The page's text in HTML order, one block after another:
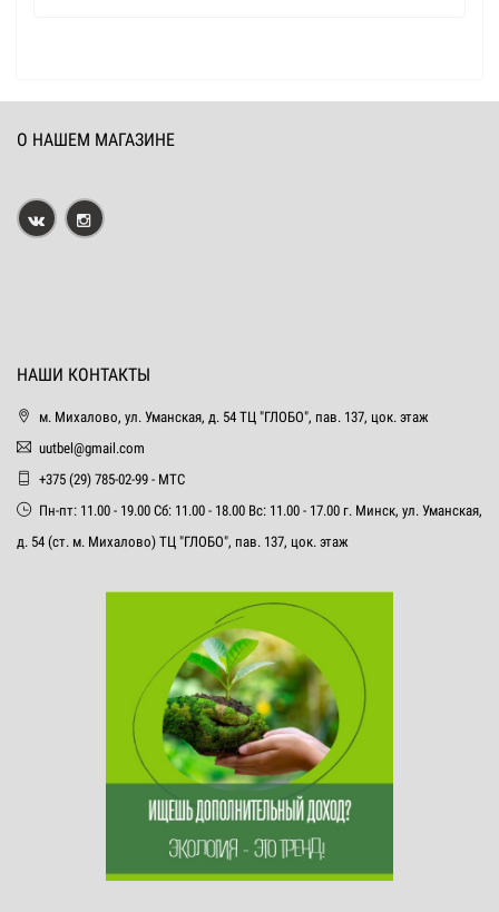
О НАШЕМ МАГАЗИНЕ
НАШИ КОНТАКТЫ
м. Михалово, ул. Уманская, д. 54 ТЦ "ГЛОБО", пав. 137, цок. этаж
uutbel@gmail.com
+375 (29) 785-02-99 - МТС
Пн-пт: 11.00 - 19.00 Сб: 11.00 - 18.00 Вс: 11.00 - 17.00 г. Минск, ул. Уманская,
д. 54 (ст. м. Михалово) ТЦ "ГЛОБО", пав. 137, цок. этаж